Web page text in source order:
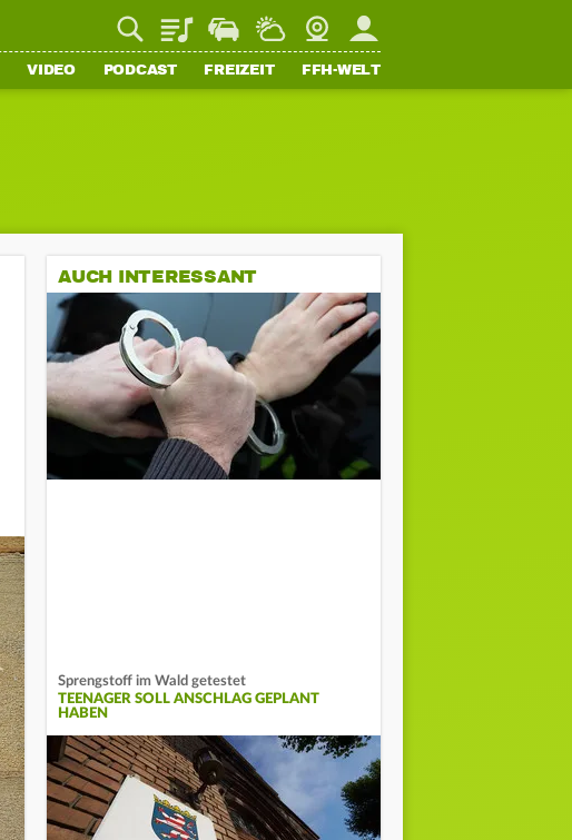
PlaylistStaupilotWetterWebcamMein FFH
VIDEO PODCAST FREIZEIT FFH-WELT
AUCH INTERESSANT
Sprengstoff im Wald getestet
TEENAGER SOLL ANSCHLAG GEPLANT
HABEN